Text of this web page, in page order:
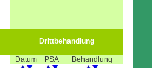
Drittbehandlung
Datum PSA Behandlung